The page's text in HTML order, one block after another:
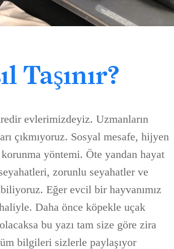
Taşınır?
evlerimizdeyiz. Uzmanların
çıkmıyoruz. Sosyal mesafe, hijyen
yöntemi. Öte yandan hayat
zorunlu seyahatler ve
Eğer evcil bir hayvanımız
Daha önce köpekle uçak
bu yazı tam size göre zira
bilgileri sizlerle paylaşıyor